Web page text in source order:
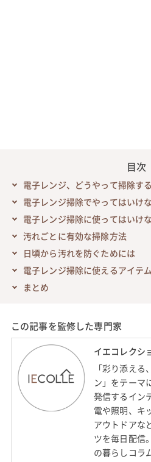
目次
電子レンジ、どうやって掃除す
電子レンジ掃除でやってはいけ
電子レンジ掃除に使ってはいけ
汚れごとに有効な掃除方法
日頃から汚れを防ぐためには
電子レンジ掃除に使えるアイテ
まとめ
この記事を監修した専門家
イエコレクシ
「彩り添え
ン」をテーマ
発信するイン
電や照明、キ
アウトドアな
ツを毎日配信
の暮らしコラ